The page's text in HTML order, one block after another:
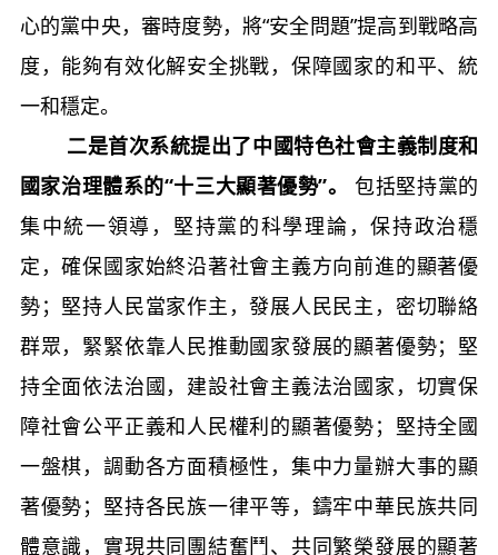
心的黨中央，審時度勢，將“安全問題”提高到戰略高
度，能夠有效化解安全挑戰，保障國家的和平、統
一和穩定。
二是首次系統提出了中國特色社會主義制度和
國家治理體系的“十三大顯著優勢”。
包括堅持黨的
集中統一領導，堅持黨的科學理論，保持政治穩
定，確保國家始終沿著社會主義方向前進的顯著優
勢；堅持人民當家作主，發展人民民主，密切聯絡
群眾，緊緊依靠人民推動國家發展的顯著優勢；堅
持全面依法治國，建設社會主義法治國家，切實保
障社會公平正義和人民權利的顯著優勢；堅持全國
一盤棋，調動各方面積極性，集中力量辦大事的顯
著優勢；堅持各民族一律平等，鑄牢中華民族共同
體意識，實現共同團結奮鬥、共同繁榮發展的顯著